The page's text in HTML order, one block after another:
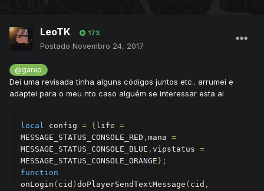
LeoTK 173
Postado Novembro 24, 2017
@garep
Dei uma revisada tinha alguns códigos juntos etc.. arrumei e
adaptei para o meu nto caso alguém se interessar esta ai
local config = { life =
MESSAGE_STATUS_CONSOLE_RED , mana =
MESSAGE_STATUS_CONSOLE_BLUE , vipstatus =
MESSAGE_STATUS_CONSOLE_ORANGE };
function
onLogin ( cid ) doPlayerSendTextMessage ( cid ,